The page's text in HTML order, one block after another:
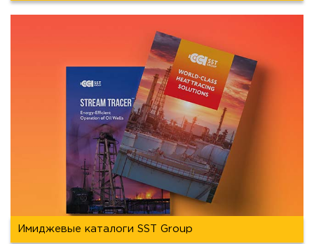
Имиджевые каталоги SST Group